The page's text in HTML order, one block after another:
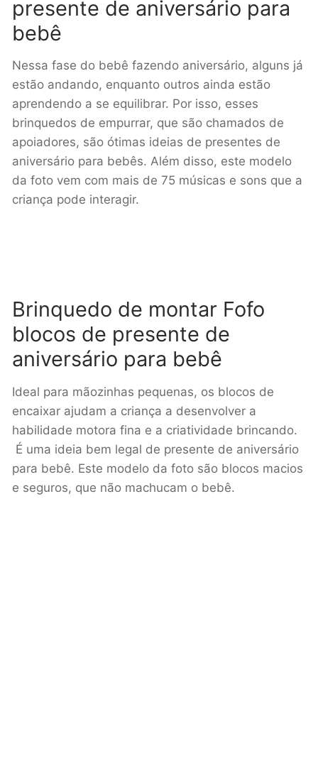
presente de aniversário para
bebê
Nessa fase do bebê fazendo aniversário, alguns já
estão andando, enquanto outros ainda estão
aprendendo a se equilibrar. Por isso, esses
brinquedos de empurrar, que são chamados de
apoiadores, são ótimas ideias de presentes de
aniversário para bebês. Além disso, este modelo
da foto vem com mais de 75 músicas e sons que a
criança pode interagir.
Brinquedo de montar Fofo
blocos de presente de
aniversário para bebê
Ideal para mãozinhas pequenas, os blocos de
encaixar ajudam a criança a desenvolver a
habilidade motora fina e a criatividade brincando.
É uma ideia bem legal de presente de aniversário
para bebê. Este modelo da foto são blocos macios
e seguros, que não machucam o bebê.